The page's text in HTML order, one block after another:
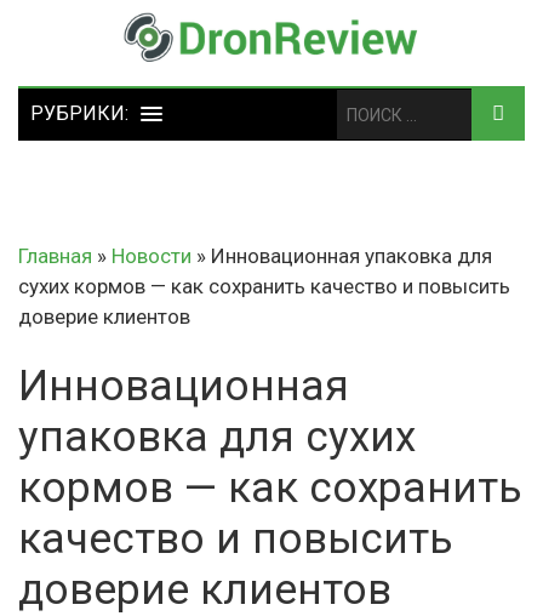
Главная » Новости » Инновационная упаковка для
сухих кормов — как сохранить качество и повысить
доверие клиентов
Инновационная
упаковка для сухих
кормов — как сохранить
качество и повысить
доверие клиентов